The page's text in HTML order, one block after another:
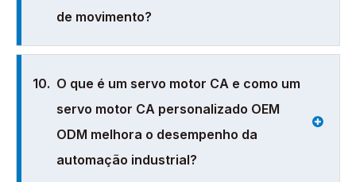
de movimento?
10. O que é um servo motor CA e como um
servo motor CA personalizado OEM
ODM melhora o desempenho da
automação industrial?